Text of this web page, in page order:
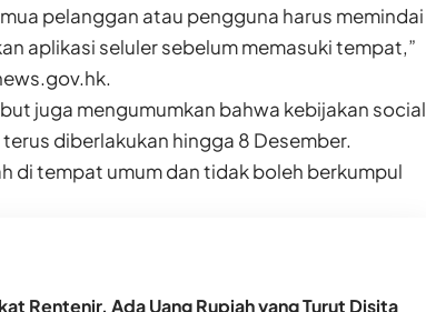
pelanggan atau pengguna harus memindai
aplikasi seluler sebelum memasuki tempat,”
juga mengumumkan bahwa kebijakan social
diberlakukan hingga 8 Desember.
di tempat umum dan tidak boleh berkumpul
Rentenir, Ada Uang Rupiah yang Turut Disita